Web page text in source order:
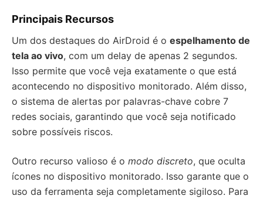
Principais Recursos
Um dos destaques do AirDroid é o espelhamento de
tela ao vivo, com um delay de apenas 2 segundos.
Isso permite que você veja exatamente o que está
acontecendo no dispositivo monitorado. Além disso,
o sistema de alertas por palavras-chave cobre 7
redes sociais, garantindo que você seja notificado
sobre possíveis riscos.
Outro recurso valioso é o modo discreto, que oculta
ícones no dispositivo monitorado. Isso garante que o
uso da ferramenta seja completamente sigiloso. Para